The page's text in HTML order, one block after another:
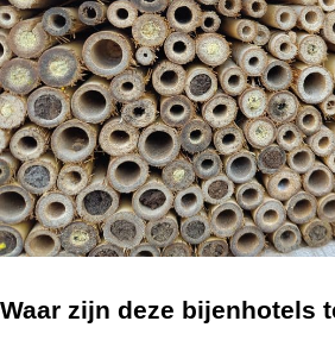
Waar zijn deze bijenhotels